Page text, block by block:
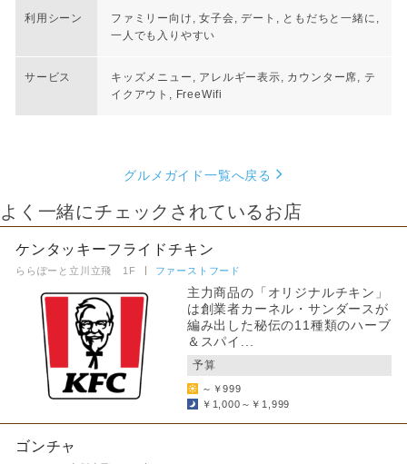
利用シーン
ファミリー向け, 女子会, デート, ともだちと一緒に,
一人でも入りやすい
サービス
キッズメニュー, アレルギー表示, カウンター席, テ
イクアウト, FreeWifi
グルメガイド一覧へ戻る
よく一緒にチェックされているお店
ケンタッキーフライドチキン
ららぽーと立川立飛 1F ファーストフード
主力商品の「オリジナルチキン」
は創業者カーネル・サンダースが
編み出した秘伝の11種類のハーブ
＆スパイ...
予算
～￥999
￥1,000～￥1,999
ゴンチャ